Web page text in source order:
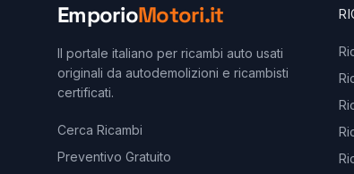
EmporioMotori.it
Il portale italiano per ricambi auto usati
originali da autodemolizioni e ricambisti
certificati.
Cerca Ricambi
Preventivo Gratuito